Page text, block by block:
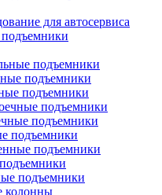
для автосервиса
подъемники
подъемники
подъемники
подъемники
подъемники
подъемники
подъемники
подъемники
колонны